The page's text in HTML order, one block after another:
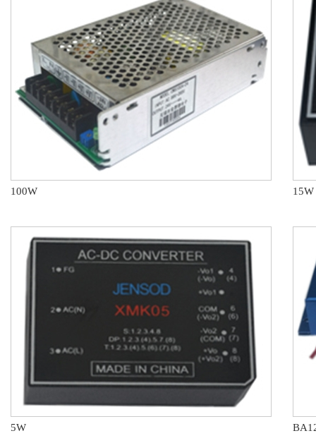
公司荣获电气行业优选潜力品牌，配电领域十大优
参加第四届电力行业变配电及电能质量专业技术交
第八届配电自动化技术应用论坛于大连圆满落下帷
100W 15W
5W